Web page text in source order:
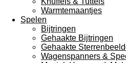
Warmtemaantjes
Spelen
Bijtringen
Gehaakte Bijtringen
Gehaakte
Wagenspanners &